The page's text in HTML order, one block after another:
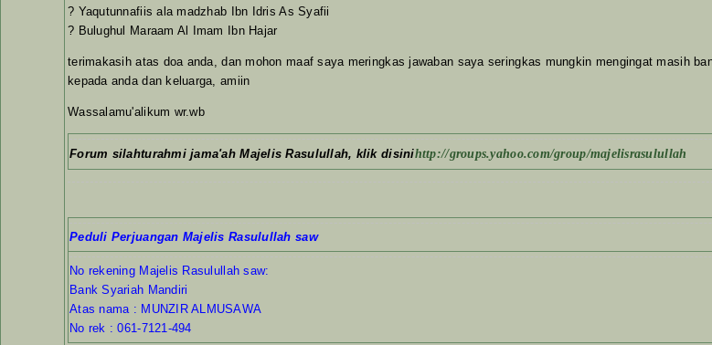
? Yaqutunnafiis ala madzhab Ibn Idris As Syafii
? Bulughul Maraam Al Imam Ibn Hajar
terimakasih atas doa anda, dan mohon maaf saya meringkas jawaban saya seringkas mungkin mengingat masih
kepada anda dan keluarga, amiin
Wassalamu'alikum wr.wb
Forum silahturahmi jama'ah Majelis Rasulullah, klik disinihttp://groups.yahoo.com/group/majelisrasulullah
Peduli Perjuangan Majelis Rasulullah saw
No rekening Majelis Rasulullah saw:
Bank Syariah Mandiri
Atas nama : MUNZIR ALMUSAWA
No rek : 061-7121-494